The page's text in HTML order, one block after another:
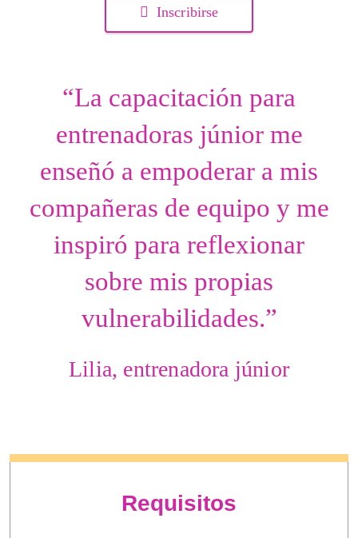
Inscribirse
“La capacitación para
entrenadoras júnior me
enseñó a empoderar a mis
compañeras de equipo y me
inspiró para reflexionar
sobre mis propias
vulnerabilidades.”
Lilia, entrenadora júnior
Requisitos